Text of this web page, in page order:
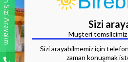
Sizi
Müşteri temsilcimiz
Sizi arayabilmemiz için
zaman konuşmak